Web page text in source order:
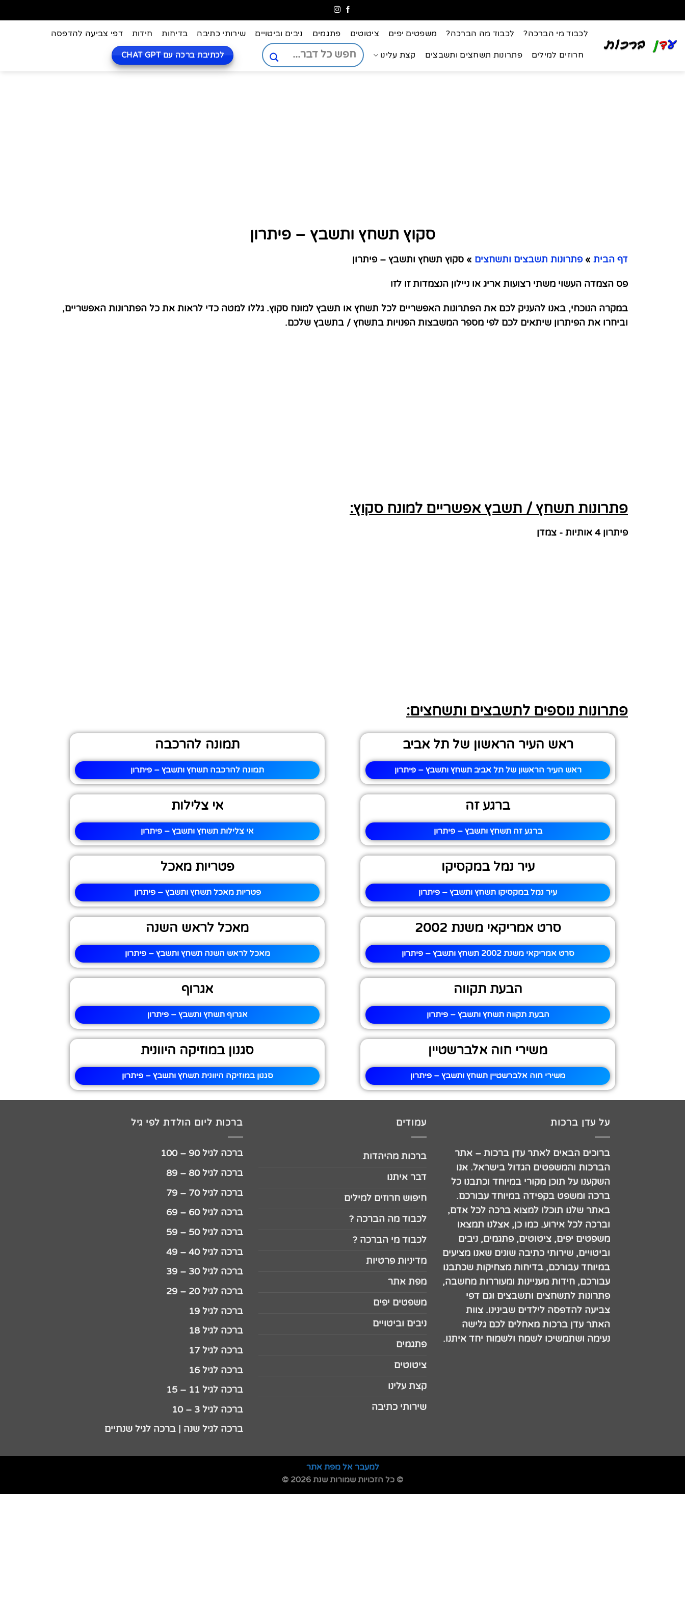
לכבוד מי הברכה? לכבוד מה הברכה? משפטים יפים ציטוטים פתגמים ניבים וביטויים שירותי כתיבה בדיחות חידות דפי צביעה להדפסה
חרוזים למילים פתרונות תשחצים ותשבצים קצת עלינו לכתיבת ברכה עם CHAT GPT
סקוץ תשחץ ותשבץ – פיתרון
דף הבית » פתרונות תשבצים ותשחצים » סקוץ תשחץ ותשבץ – פיתרון
פס הצמדה העשוי משתי רצועות אריג או ניילון הנצמדות זו לזו
במקרה הנוכחי, באנו להעניק לכם את הפתרונות האפשריים לכל תשחץ או תשבץ למונח סקוץ. גללו למטה כדי לראות את כל הפתרונות האפשריים,
וביחרו את הפיתרון שיתאים לכם לפי מספר המשבצות הפנויות בתשחץ / בתשבץ שלכם.
פתרונות תשחץ / תשבץ אפשריים למונח סקוץ:
פיתרון 4 אותיות - צמדן
פתרונות נוספים לתשבצים ותשחצים:
ראש העיר הראשון של תל אביב
ראש העיר הראשון של תל אביב תשחץ ותשבץ – פיתרון
תמונה להרכבה
תמונה להרכבה תשחץ ותשבץ – פיתרון
ברגע זה
ברגע זה תשחץ ותשבץ – פיתרון
אי צלילות
אי צלילות תשחץ ותשבץ – פיתרון
עיר נמל במקסיקו
עיר נמל במקסיקו תשחץ ותשבץ – פיתרון
פטריות מאכל
פטריות מאכל תשחץ ותשבץ – פיתרון
סרט אמריקאי משנת 2002
סרט אמריקאי משנת 2002 תשחץ ותשבץ – פיתרון
מאכל לראש השנה
מאכל לראש השנה תשחץ ותשבץ – פיתרון
הבעת תקווה
הבעת תקווה תשחץ ותשבץ – פיתרון
אגרוף
אגרוף תשחץ ותשבץ – פיתרון
משירי חוה אלברשטיין
משירי חוה אלברשטיין תשחץ ותשבץ – פיתרון
סגנון במוזיקה היוונית
סגנון במוזיקה היוונית תשחץ ותשבץ – פיתרון
על עדן ברכות
ברוכים הבאים לאתר עדן ברכות – אתר
הברכות והמשפטים הגדול בישראל. אנו
השקענו על תוכן מקורי במיוחד וכתבנו כל
ברכה ומשפט בקפידה במיוחד עבורכם.
באתר שלנו תוכלו למצוא ברכה לכל אדם,
וברכה לכל אירוע. כמו כן, אצלנו תמצאו
משפטים יפים, ציטוטים, פתגמים, ניבים
וביטויים, שירותי כתיבה שונים שאנו מציעים
במיוחד עבורכם, בדיחות מצחיקות שכתבנו
עבורכם, חידות מעניינות ומעוררות מחשבה,
פתרונות לתשחצים ותשבצים וגם דפי
צביעה להדפסה לילדים שבינינו. צוות
האתר עדן ברכות מאחלים לכם גלישה
נעימה ושתמשיכו לשמח ולשמוח יחד איתנו.
עמודים
ברכות מהיהדות
דבר איתנו
חיפוש חרוזים למילים
לכבוד מה הברכה ?
לכבוד מי הברכה ?
מדיניות פרטיות
מפת אתר
משפטים יפים
ניבים וביטויים
פתגמים
ציטוטים
קצת עלינו
שירותי כתיבה
ברכות ליום הולדת לפי גיל
ברכה לגיל 90 – 100
ברכה לגיל 80 – 89
ברכה לגיל 70 – 79
ברכה לגיל 60 – 69
ברכה לגיל 50 – 59
ברכה לגיל 40 – 49
ברכה לגיל 30 – 39
ברכה לגיל 20 – 29
ברכה לגיל 19
ברכה לגיל 18
ברכה לגיל 17
ברכה לגיל 16
ברכה לגיל 11 – 15
ברכה לגיל 3 – 10
ברכה לגיל שנה | ברכה לגיל שנתיים
למעבר אל מפת אתר
© כל הזכויות שמורות שנת 2026 ©